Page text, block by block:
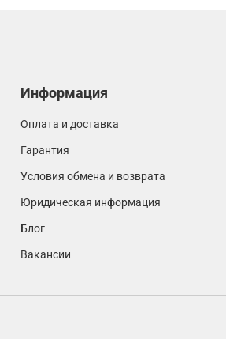
Информация
Оплата и доставка
Гарантия
Условия обмена и возврата
Юридическая информация
Блог
Вакансии